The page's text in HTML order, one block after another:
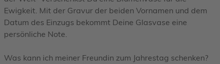
Ewigkeit. Mit der Gravur der beiden Vornamen und dem
Datum des Einzugs bekommt Deine Glasvase eine
persönliche Note.
Was kann ich meiner Freundin zum Jahrestag schenken?